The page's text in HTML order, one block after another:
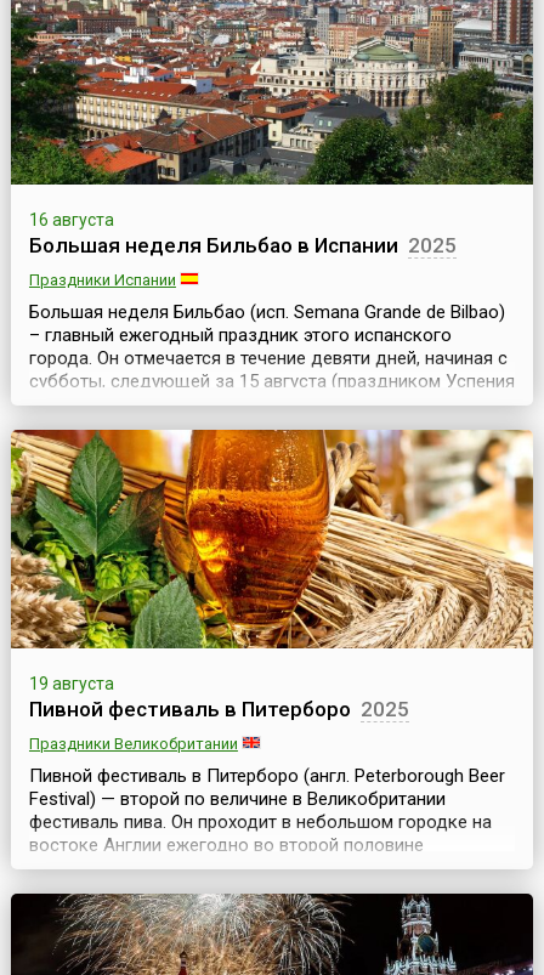
итальянской готики мирового достоинства.Именно в
Средние века и зародилась традиция проводить в
город...
16 августа
Большая неделя Бильбао в Испании 2025
Праздники Испании
Большая неделя Бильбао (исп. Semana Grande de Bilbao)
– главный ежегодный праздник этого испанского
города. Он отмечается в течение девяти дней, начиная с
субботы, следующей за 15 августа (праздником Успения
Богородицы).Официальный статус праздник получил в
1978 году, хотя и прежде в августе в Бильбао проходили
разнообразные увеселительные мероприятия – ярмарки,
корриды, состязания силачей, ци...
19 августа
Пивной фестиваль в Питерборо 2025
Праздники Великобритании
Пивной фестиваль в Питерборо (англ. Peterborough Beer
Festival) — второй по величине в Великобритании
фестиваль пива. Он проходит в небольшом городке на
востоке Англии ежегодно во второй половине
августа.На фестиваль съезжаются десятки тысяч
человек, так что население города увеличивается в
несколько раз, но ненадолго, потому что длится эта
радость для гурманов пива всего 5 дней. На фестив...